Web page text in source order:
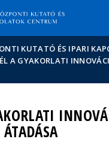
Hírek
Események
ELTE a
sajtóban
KUTATÓ ÉS IPARI
A GYAKORLATI